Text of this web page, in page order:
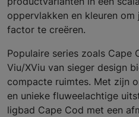
oppervlakken en kleuren
factor te creëren.
Populaire series zoals Cape
Viu/XViu van sieger design
compacte ruimtes. Met zijn
en unieke fluweelachtige
ligbad Cape Cod met een